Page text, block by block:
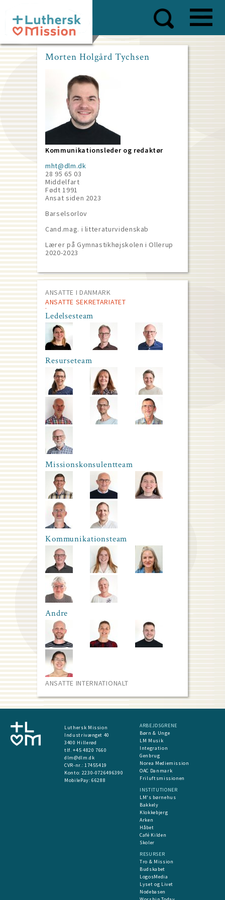
main
content
Morten Holgård Tychsen
Kommunikationsleder og redaktør
mht@dlm.dk
28 95 65 03
Middelfart
Født 1991
Ansat siden 2023
Barselsorlov
Cand.mag. i litteraturvidenskab
Lærer på Gymnastikhøjskolen i Ollerup
2020-2023
ANSATTE I DANMARK
ANSATTE SEKRETARIATET
Ledelsesteam
Resurseteam
Missionskonsulentteam
Kommunikationsteam
Andre
ANSATTE INTERNATIONALT
Luthersk Mission
Industrivænget 40
3400 Hillerød
tlf. +45 4820 7660
dlm@dlm.dk
CVR-nr.: 17455419
​Konto: 2230-0726496390
MobilePay:66288
ARBEJDSGRENE
Børn & Unge
LM Musik
Integration
Genbrug
Norea Mediemission
OAC Danmark
Friluftsmissionen
INSTITUTIONER
LM's børnehus
Bakkely
Klokkebjerg
Arken
Håbet
Café Kilden
Skoler
RESURSER
Tro & Mission
Budskabet
LogosMedia
Lyset og Livet
Nodebasen